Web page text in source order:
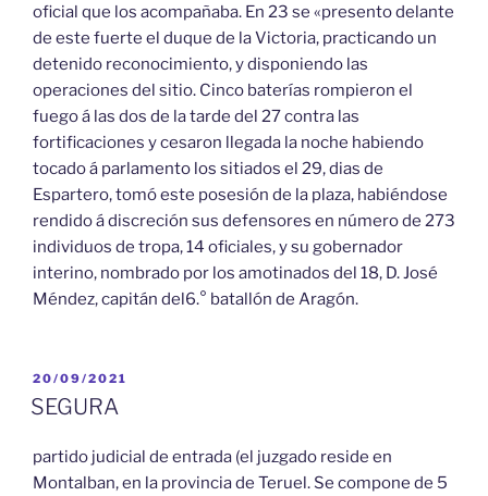
oficial que los acompañaba. En 23 se «presento delante
de este fuerte el duque de la Victoria, practicando un
detenido reconocimiento, y disponiendo las
operaciones del sitio. Cinco baterías rompieron el
fuego á las dos de la tarde del 27 contra las
fortificaciones y cesaron llegada la noche habiendo
tocado á parlamento los sitiados el 29, dias de
Espartero, tomó este posesión de la plaza, habiéndose
rendido á discreción sus defensores en número de 273
individuos de tropa, 14 oficiales, y su gobernador
interino, nombrado por los amotinados del 18, D. José
Méndez, capitán del6.° batallón de Aragón.
PUBLICADO
EL
20/09/2021
SEGURA
partido judicial de entrada (el juzgado reside en
Montalban, en la provincia de Teruel. Se compone de 5